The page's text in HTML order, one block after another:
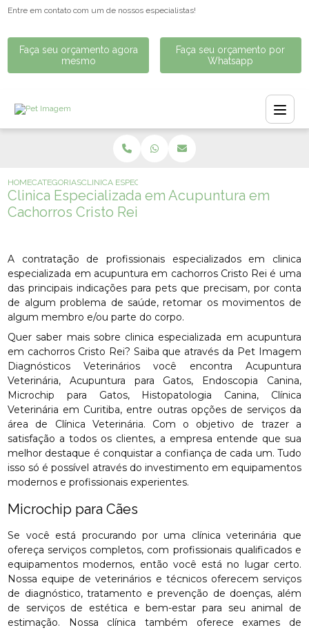
Entre em contato com um de nossos especialistas!
Faça seu orçamento agora
mesmo
Faça seu orçamento por
Whatsapp
HOMECATEGORIASCLINICA ESPECIALIZADA EM ACUPUNTURA EM
Clinica Especializada em Acupuntura em
Cachorros Cristo Rei
A contratação de profissionais especializados em clinica
especializada em acupuntura em cachorros Cristo Rei é uma
das principais indicações para pets que precisam, por conta
de algum problema de saúde, retomar os movimentos de
algum membro e/ou parte do corpo.
Quer saber mais sobre clinica especializada em acupuntura
em cachorros Cristo Rei? Saiba que através da Pet Imagem
Diagnósticos Veterinários você encontra Acupuntura
Veterinária, Acupuntura para Gatos, Endoscopia Canina,
Microchip para Gatos, Histopatologia Canina, Clínica
Veterinária em Curitiba, entre outras opções de serviços da
área de Clínica Veterinária. Com o objetivo de trazer a
satisfação a todos os clientes, a empresa entende que sua
melhor destaque é conquistar a confiança de cada um. Tudo
isso só é possível através do investimento em equipamentos
modernos e profissionais experientes.
Microchip para Cães
Se você está procurando por uma clínica veterinária que
ofereça serviços completos, com profissionais qualificados e
equipamentos modernos, então você está no lugar certo.
Nossa equipe de veterinários e técnicos oferecem serviços
de diagnóstico, tratamento e prevenção de doenças, além
de serviços de estética e bem-estar para seu animal de
estimação. Nossa clínica também oferece exames de